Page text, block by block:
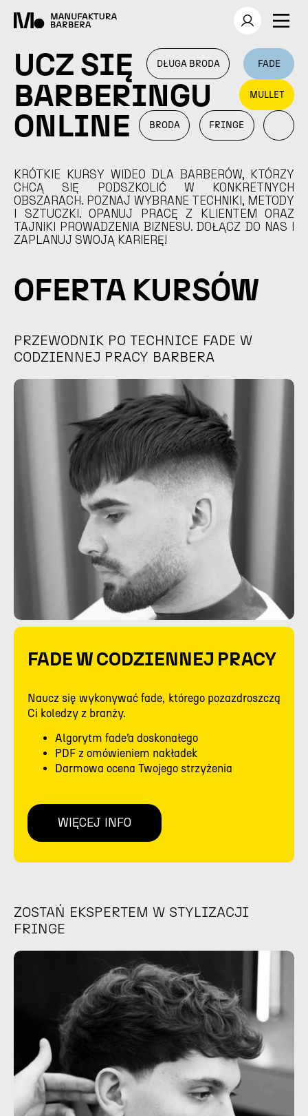
UCZ SIĘ DŁUGA BRODA FADE
BARBERINGU MULLET
ONLINE BRODA FRINGE
KRÓTKIE KURSY WIDEO DLA BARBERÓW, KTÓRZY
CHCĄ SIĘ PODSZKOLIĆ W KONKRETNYCH
OBSZARACH. POZNAJ WYBRANE TECHNIKI, METODY
I SZTUCZKI. OPANUJ PRACĘ Z KLIENTEM ORAZ
TAJNIKI PROWADZENIA BIZNESU. DOŁĄCZ DO NAS I
ZAPLANUJ SWOJĄ KARIERĘ!
OFERTA KURSÓW
PRZEWODNIK PO TECHNICE FADE W
CODZIENNEJ PRACY BARBERA
FADE W CODZIENNEJ PRACY
Naucz się wykonywać fade, którego pozazdroszczą
Ci koledzy z branży.
Algorytm fade’a doskonałego
PDF z omówieniem nakładek
Darmowa ocena Twojego strzyżenia
WIĘCEJ INFO
ZOSTAŃ EKSPERTEM W STYLIZACJI
FRINGE